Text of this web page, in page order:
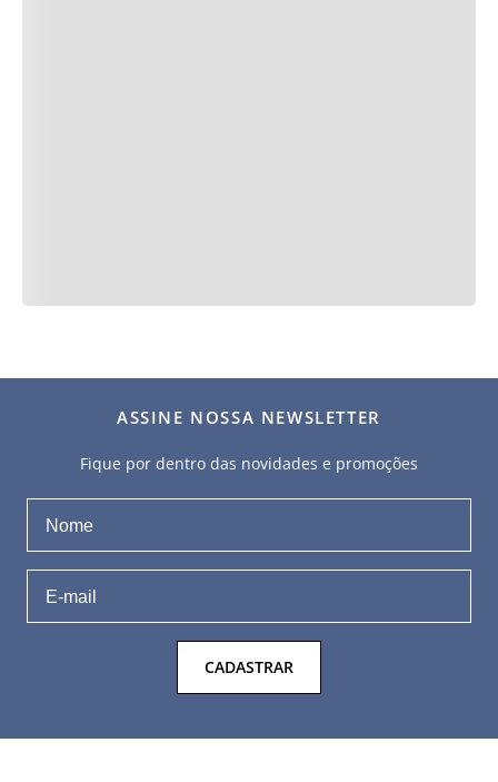
ASSINE NOSSA NEWSLETTER
Fique por dentro das novidades e promoções
CADASTRAR